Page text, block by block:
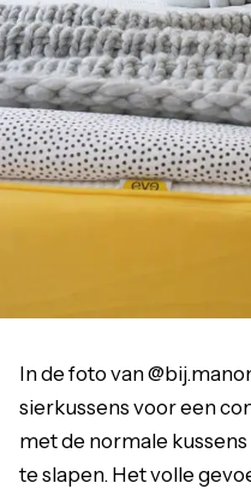
In de foto van
sierkussens voor een
met de normale
te slapen. Het volle